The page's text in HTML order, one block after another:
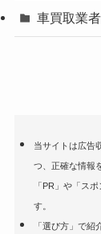
車買取業者
当サイトは広告
つ、正確な情報
「PR」や「ス
す。
「選び方」で